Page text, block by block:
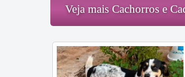
Veja mais Cachorros e